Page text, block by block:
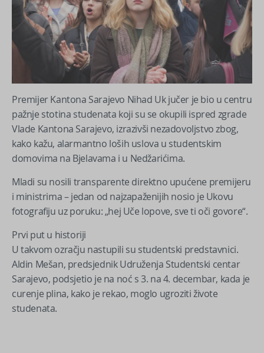
Premijer Kantona Sarajevo Nihad Uk jučer je bio u centru
pažnje stotina studenata koji su se okupili ispred zgrade
Vlade Kantona Sarajevo, izrazivši nezadovoljstvo zbog,
kako kažu, alarmantno loših uslova u studentskim
domovima na Bjelavama i u Nedžarićima.
Mladi su nosili transparente direktno upućene premijeru
i ministrima – jedan od najzapaženijih nosio je Ukovu
fotografiju uz poruku: „hej Uče lopove, sve ti oči govore“.
Prvi put u historiji
U takvom ozračju nastupili su studentski predstavnici.
Aldin Mešan, predsjednik Udruženja Studentski centar
Sarajevo, podsjetio je na noć s 3. na 4. decembar, kada je
curenje plina, kako je rekao, moglo ugroziti živote
studenata.